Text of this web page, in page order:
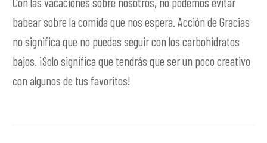
babear sobre la comida que nos espera. Acción de Gracias
no significa que no puedas seguir con los carbohidratos
bajos. ¡Solo significa que tendrás que ser un poco creativo
con algunos de tus favoritos!